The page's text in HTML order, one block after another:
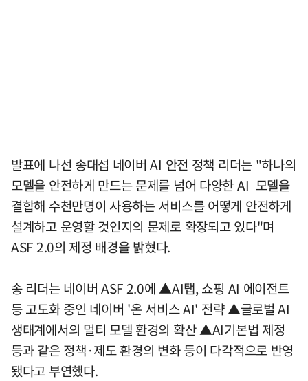
발표에 나선 송대섭 네이버 AI 안전 정책 리더는 "하나의
모델을 안전하게 만드는 문제를 넘어 다양한 AI 모델을
결합해 수천만명이 사용하는 서비스를 어떻게 안전하게
설계하고 운영할 것인지의 문제로 확장되고 있다"며
ASF 2.0의 제정 배경을 밝혔다.
송 리더는 네이버 ASF 2.0에 ▲AI탭, 쇼핑 AI 에이전트
등 고도화 중인 네이버 '온 서비스 AI' 전략 ▲글로벌 AI
생태계에서의 멀티 모델 환경의 확산 ▲AI기본법 제정
등과 같은 정책·제도 환경의 변화 등이 다각적으로 반영
됐다고 부연했다.